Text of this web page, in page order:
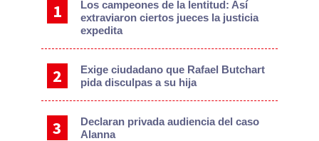
Los campeones de la lentitud: Así
extraviaron ciertos jueces la justicia
expedita
Exige ciudadano que Rafael Butchart
pida disculpas a su hija
Declaran privada audiencia del caso
Alanna